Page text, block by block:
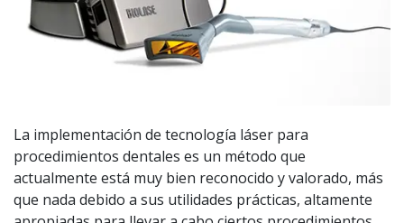
La implementación de tecnología láser para
procedimientos dentales es un método que
actualmente está muy bien reconocido y valorado, más
que nada debido a sus utilidades prácticas, altamente